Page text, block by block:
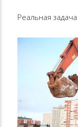
Реальная задача